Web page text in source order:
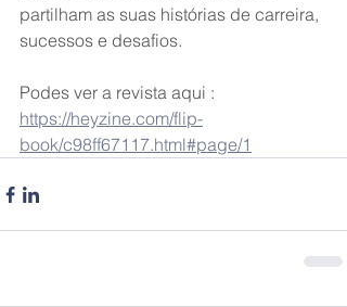
partilham as suas histórias de carreira,
sucessos e desafios.
Podes ver a revista aqui :
https://heyzine.com/flip-
book/c98ff67117.html#page/1